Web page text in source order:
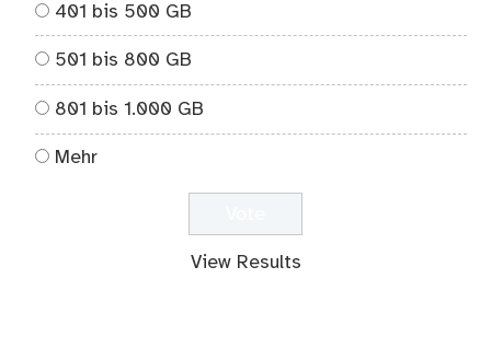
401 bis 500 GB
501 bis 800 GB
801 bis 1.000 GB
Mehr
View Results